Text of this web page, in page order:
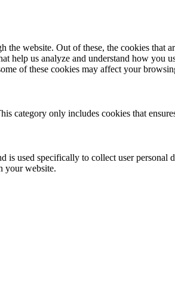
website. Out of these, the cookies that
help us analyze and understand how
of these cookies may affect your
category only includes cookies that
used specifically to collect user personal
your website.